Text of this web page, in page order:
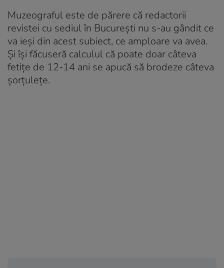
Muzeograful este de părere că redactorii
revistei cu sediul în București nu s-au gândit ce
va ieși din acest subiect, ce amploare va avea.
Și își făcuseră calculul că poate doar câteva
fetițe de 12-14 ani se apucă să brodeze câteva
șorțulețe.